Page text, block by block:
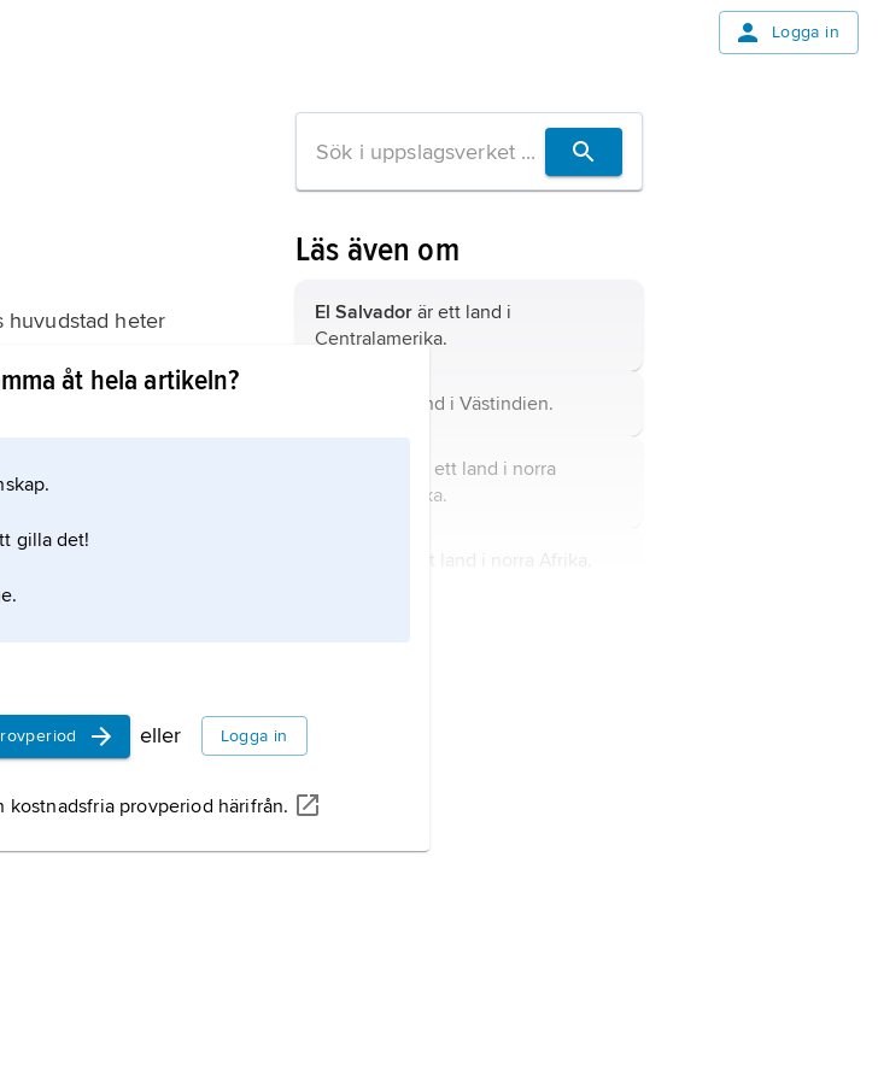
Logga in
huvudstad heter
åt hela artikeln?
gilla det!
eller Logga in
kostnadsfria provperiod härifrån.
Läs även om
El Salvador är ett land i
Centralamerika.
är ett land i Västindien.
är ett land i norra
Centralamerika.
är ett land i norra Afrika.